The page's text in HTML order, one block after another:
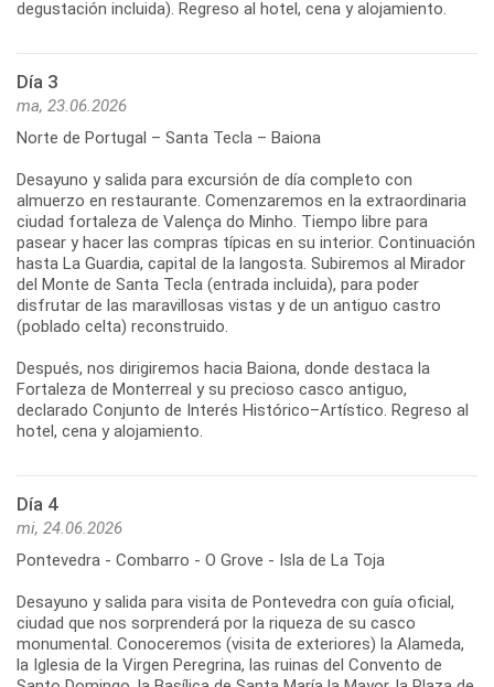
Día 3
ma, 23.06.2026
Norte de Portugal – Santa Tecla – Baiona
Desayuno y salida para excursión de día completo con
almuerzo en restaurante. Comenzaremos en la extraordinaria
ciudad fortaleza de Valença do Minho. Tiempo libre para
pasear y hacer las compras típicas en su interior. Continuación
hasta La Guardia, capital de la langosta. Subiremos al Mirador
del Monte de Santa Tecla (entrada incluida), para poder
disfrutar de las maravillosas vistas y de un antiguo castro
(poblado celta) reconstruido.
Después, nos dirigiremos hacia Baiona, donde destaca la
Fortaleza de Monterreal y su precioso casco antiguo,
declarado Conjunto de Interés Histórico–Artístico. Regreso al
Día 4
mi, 24.06.2026
Pontevedra - Combarro - O Grove - Isla de La Toja
Desayuno y salida para visita de Pontevedra con guía oficial,
ciudad que nos sorprenderá por la riqueza de su casco
monumental. Conoceremos (visita de exteriores) la Alameda,
la Iglesia de la Virgen Peregrina, las ruinas del Convento de